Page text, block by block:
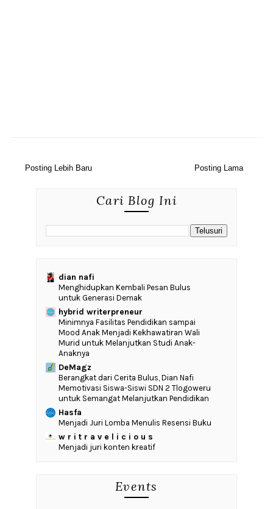
Posting Lebih Baru Posting Lama
Cari Blog Ini
dian nafi
Menghidupkan Kembali Pesan Bulus
untuk Generasi Demak
hybrid writerpreneur
‎Minimnya Fasilitas Pendidikan sampai
Mood Anak Menjadi Kekhawatiran Wali
Murid untuk Melanjutkan Studi Anak-
Anaknya
DeMagz
‎Berangkat dari Cerita Bulus, Dian Nafi
Memotivasi Siswa-Siswi SDN 2 Tlogoweru
untuk Semangat Melanjutkan Pendidikan
Hasfa
Menjadi Juri Lomba Menulis Resensi Buku
w r i t r a v e l i c i o u s
Menjadi juri konten kreatif
Events